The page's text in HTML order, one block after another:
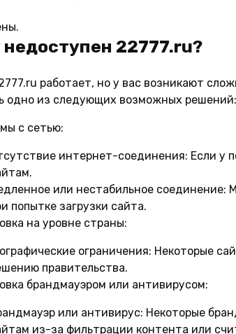
22777.ru?
работает, но у вас возникают
одно из следующих возможных решений:
с сетью:
интернет-соединения: Если у
или нестабильное соединение:
попытке загрузки сайта.
на уровне страны:
ограничения: Некоторые
правительства.
брандмауэром или антивирусом:
или антивирус: Некоторые
из-за фильтрации контента или